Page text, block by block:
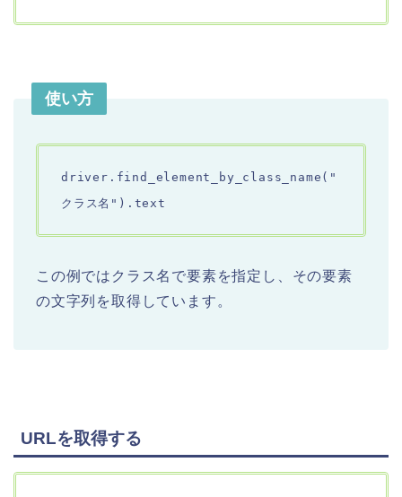
使い方
driver.find_element_by_class_name("
クラス名").text
この例ではクラス名で要素を指定し、その要素
の文字列を取得しています。
URLを取得する